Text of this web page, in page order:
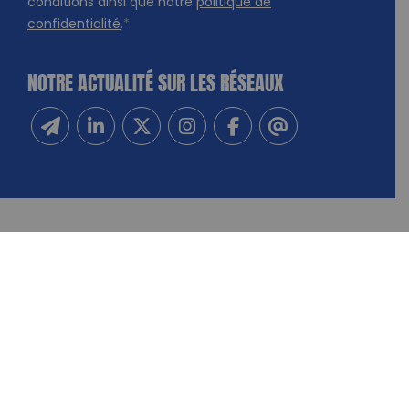
confidentialité.*
NOTRE ACTUALITÉ SUR LES RÉSEAUX